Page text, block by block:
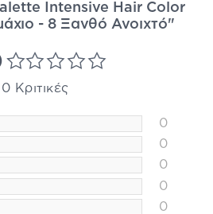
Intensive Hair Color
- 8 Ξανθό Ανοιχτό"
0 Κριτικές
0
0
0
0
0